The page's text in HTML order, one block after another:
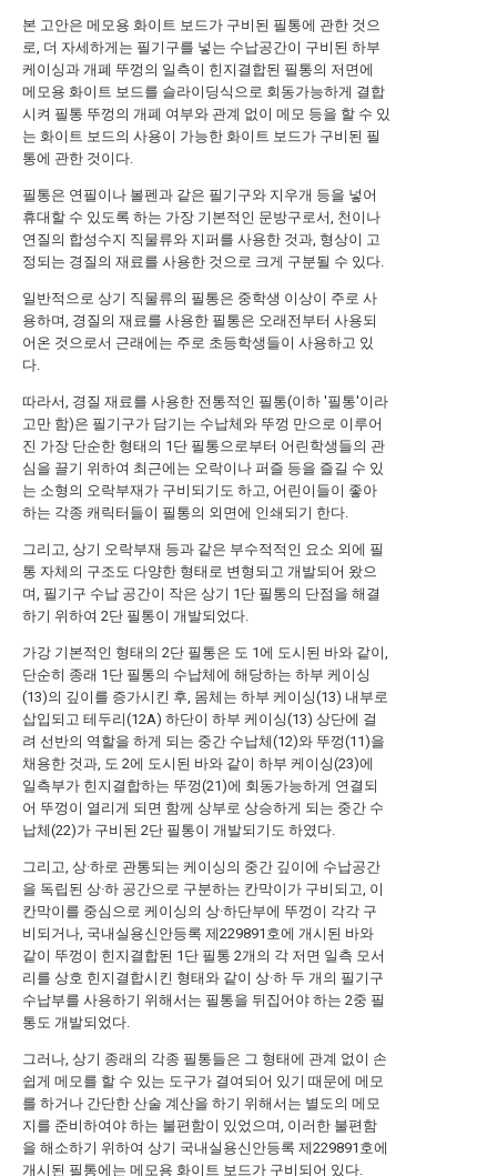
본 고안은 메모용 화이트 보드가 구비된 필통에 관한 것으
로, 더 자세하게는 필기구를 넣는 수납공간이 구비된 하부
케이싱과 개폐 뚜껑의 일측이 힌지결합된 필통의 저면에
메모용 화이트 보드를 슬라이딩식으로 회동가능하게 결합
시켜 필통 뚜껑의 개폐 여부와 관계 없이 메모 등을 할 수 있
는 화이트 보드의 사용이 가능한 화이트 보드가 구비된 필
통에 관한 것이다.
필통은 연필이나 볼펜과 같은 필기구와 지우개 등을 넣어
휴대할 수 있도록 하는 가장 기본적인 문방구로서, 천이나
연질의 합성수지 직물류와 지퍼를 사용한 것과, 형상이 고
정되는 경질의 재료를 사용한 것으로 크게 구분될 수 있다.
일반적으로 상기 직물류의 필통은 중학생 이상이 주로 사
용하며, 경질의 재료를 사용한 필통은 오래전부터 사용되
어온 것으로서 근래에는 주로 초등학생들이 사용하고 있
다.
따라서, 경질 재료를 사용한 전통적인 필통(이하 '필통'이라
고만 함)은 필기구가 담기는 수납체와 뚜껑 만으로 이루어
진 가장 단순한 형태의 1단 필통으로부터 어린학생들의 관
심을 끌기 위하여 최근에는 오락이나 퍼즐 등을 즐길 수 있
는 소형의 오락부재가 구비되기도 하고, 어린이들이 좋아
하는 각종 캐릭터들이 필통의 외면에 인쇄되기 한다.
그리고, 상기 오락부재 등과 같은 부수적적인 요소 외에 필
통 자체의 구조도 다양한 형태로 변형되고 개발되어 왔으
며, 필기구 수납 공간이 작은 상기 1단 필통의 단점을 해결
하기 위하여 2단 필통이 개발되었다.
가강 기본적인 형태의 2단 필통은 도 1에 도시된 바와 같이,
단순히 종래 1단 필통의 수납체에 해당하는 하부 케이싱
(13)의 깊이를 증가시킨 후, 몸체는 하부 케이싱(13) 내부로
삽입되고 테두리(12A) 하단이 하부 케이싱(13) 상단에 걸
려 선반의 역할을 하게 되는 중간 수납체(12)와 뚜껑(11)을
채용한 것과, 도 2에 도시된 바와 같이 하부 케이싱(23)에
일측부가 힌지결합하는 뚜껑(21)에 회동가능하게 연결되
어 뚜껑이 열리게 되면 함께 상부로 상승하게 되는 중간 수
납체(22)가 구비된 2단 필통이 개발되기도 하였다.
그리고, 상·하로 관통되는 케이싱의 중간 깊이에 수납공간
을 독립된 상·하 공간으로 구분하는 칸막이가 구비되고, 이
칸막이를 중심으로 케이싱의 상·하단부에 뚜껑이 각각 구
비되거나, 국내실용신안등록 제229891호에 개시된 바와
같이 뚜껑이 힌지결합된 1단 필통 2개의 각 저면 일측 모서
리를 상호 힌지결합시킨 형태와 같이 상·하 두 개의 필기구
수납부를 사용하기 위해서는 필통을 뒤집어야 하는 2중 필
통도 개발되었다.
그러나, 상기 종래의 각종 필통들은 그 형태에 관계 없이 손
쉽게 메모를 할 수 있는 도구가 결여되어 있기 때문에 메모
를 하거나 간단한 산술 계산을 하기 위해서는 별도의 메모
지를 준비하여야 하는 불편함이 있었으며, 이러한 불편함
을 해소하기 위하여 상기 국내실용신안등록 제229891호에
개시된 필통에는 메모용 화이트 보드가 구비되어 있다.